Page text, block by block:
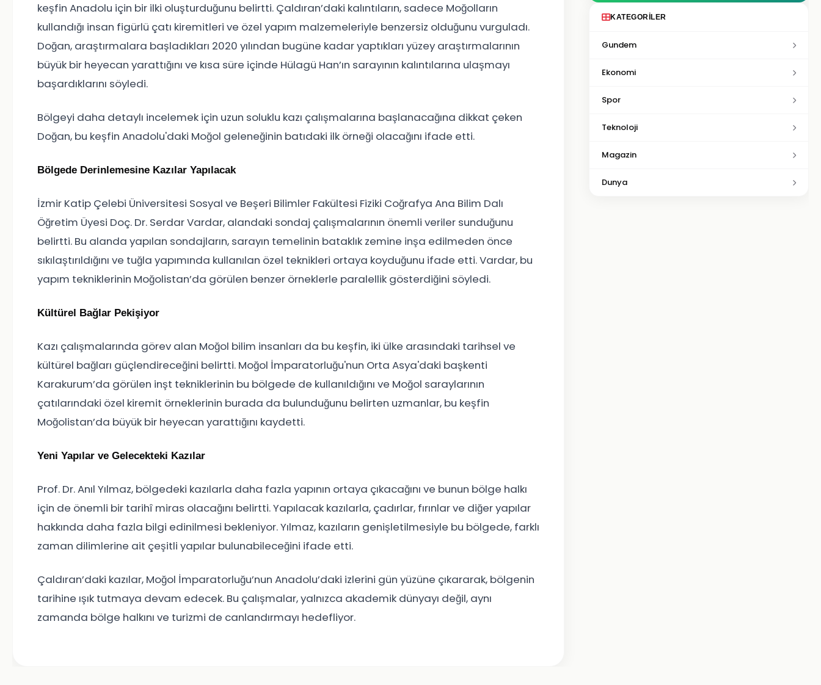
keşfin Anadolu için bir ilki oluşturduğunu belirtti. Çaldıran’daki kalıntıların, sadece Moğolların
kullandığı insan figürlü çatı kiremitleri ve özel yapım malzemeleriyle benzersiz olduğunu vurguladı.
Doğan, araştırmalara başladıkları 2020 yılından bugüne kadar yaptıkları yüzey araştırmalarının
büyük bir heyecan yarattığını ve kısa süre içinde Hülagü Han’ın sarayının kalıntılarına ulaşmayı
başardıklarını söyledi.
Bölgeyi daha detaylı incelemek için uzun soluklu kazı çalışmalarına başlanacağına dikkat çeken
Doğan, bu keşfin Anadolu'daki Moğol geleneğinin batıdaki ilk örneği olacağını ifade etti.
Bölgede Derinlemesine Kazılar Yapılacak
İzmir Katip Çelebi Üniversitesi Sosyal ve Beşeri Bilimler Fakültesi Fiziki Coğrafya Ana Bilim Dalı
Öğretim Üyesi Doç. Dr. Serdar Vardar, alandaki sondaj çalışmalarının önemli veriler sunduğunu
belirtti. Bu alanda yapılan sondajların, sarayın temelinin bataklık zemine inşa edilmeden önce
sıkılaştırıldığını ve tuğla yapımında kullanılan özel teknikleri ortaya koyduğunu ifade etti. Vardar, bu
yapım tekniklerinin Moğolistan’da görülen benzer örneklerle paralellik gösterdiğini söyledi.
Kültürel Bağlar Pekişiyor
Kazı çalışmalarında görev alan Moğol bilim insanları da bu keşfin, iki ülke arasındaki tarihsel ve
kültürel bağları güçlendireceğini belirtti. Moğol İmparatorluğu'nun Orta Asya'daki başkenti
Karakurum’da görülen inşt tekniklerinin bu bölgede de kullanıldığını ve Moğol saraylarının
çatılarındaki özel kiremit örneklerinin burada da bulunduğunu belirten uzmanlar, bu keşfin
Moğolistan’da büyük bir heyecan yarattığını kaydetti.
Yeni Yapılar ve Gelecekteki Kazılar
Prof. Dr. Anıl Yılmaz, bölgedeki kazılarla daha fazla yapının ortaya çıkacağını ve bunun bölge halkı
için de önemli bir tarihî miras olacağını belirtti. Yapılacak kazılarla, çadırlar, fırınlar ve diğer yapılar
hakkında daha fazla bilgi edinilmesi bekleniyor. Yılmaz, kazıların genişletilmesiyle bu bölgede, farklı
zaman dilimlerine ait çeşitli yapılar bulunabileceğini ifade etti.
Çaldıran’daki kazılar, Moğol İmparatorluğu’nun Anadolu’daki izlerini gün yüzüne çıkararak, bölgenin
tarihine ışık tutmaya devam edecek. Bu çalışmalar, yalnızca akademik dünyayı değil, aynı
zamanda bölge halkını ve turizmi de canlandırmayı hedefliyor.
KATEGORILER
Gundem
Ekonomi
Spor
Teknoloji
Magazin
Dunya